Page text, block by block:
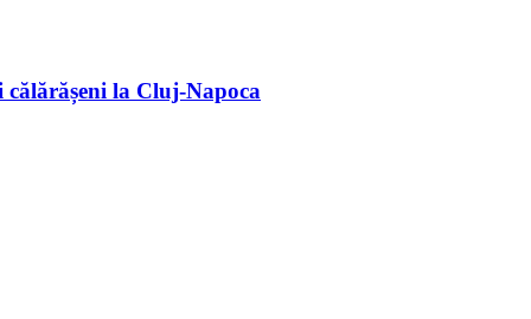
la Cluj-Napoca